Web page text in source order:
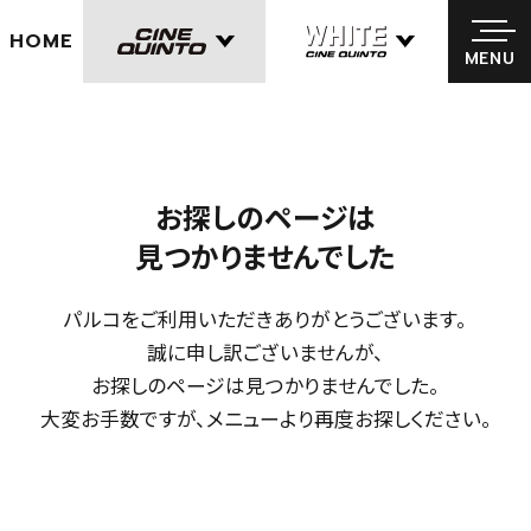
HOME
MENU
MENU
お探しのページは
見つかりませんでした
パルコをご利用いただきありがとうございます。
誠に申し訳ございませんが、
お探しのページは見つかりませんでした。
大変お手数ですが、メニューより再度お探しください。